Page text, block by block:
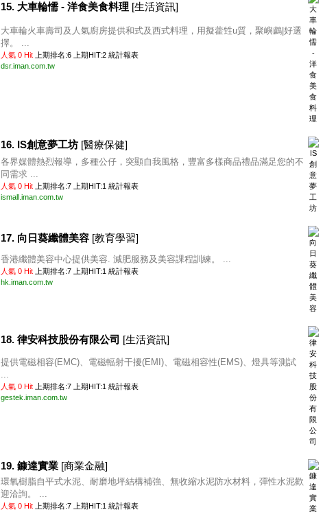
15. 大車輪懦 - 洋食美食料理 [生活資訊]
大車輪火車壽司及人氣廚房提供和式及西式料理，用擬藿甡u質，聚嶼鸕|好選
擇。 ...
人氣 0 Hit 上期排名:6 上期HIT:2 統計報表
dsr.iman.com.tw
16. IS創意夢工坊 [醫療保健]
各界媒體熱烈報導，多種公仔，突顯自我風格，豐富多樣商品禮品滿足您的不
同需求 ...
人氣 0 Hit 上期排名:7 上期HIT:1 統計報表
ismall.iman.com.tw
17. 向日葵纖體美容 [教育學習]
香港纖體美容中心提供美容. 減肥服務及美容課程訓練。 ...
人氣 0 Hit 上期排名:7 上期HIT:1 統計報表
hk.iman.com.tw
18. 律安科技股份有限公司 [生活資訊]
提供電磁相容(EMC)、電磁輻射干擾(EMI)、電磁相容性(EMS)、燈具等測試
...
人氣 0 Hit 上期排名:7 上期HIT:1 統計報表
gestek.iman.com.tw
19. 鏮達實業 [商業金融]
環氧樹脂自平式水泥、耐磨地坪結構補強、無收縮水泥防水材料，彈性水泥歡
迎洽詢。 ...
人氣 0 Hit 上期排名:7 上期HIT:1 統計報表